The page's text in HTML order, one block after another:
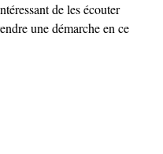
de les écouter
une démarche en ce